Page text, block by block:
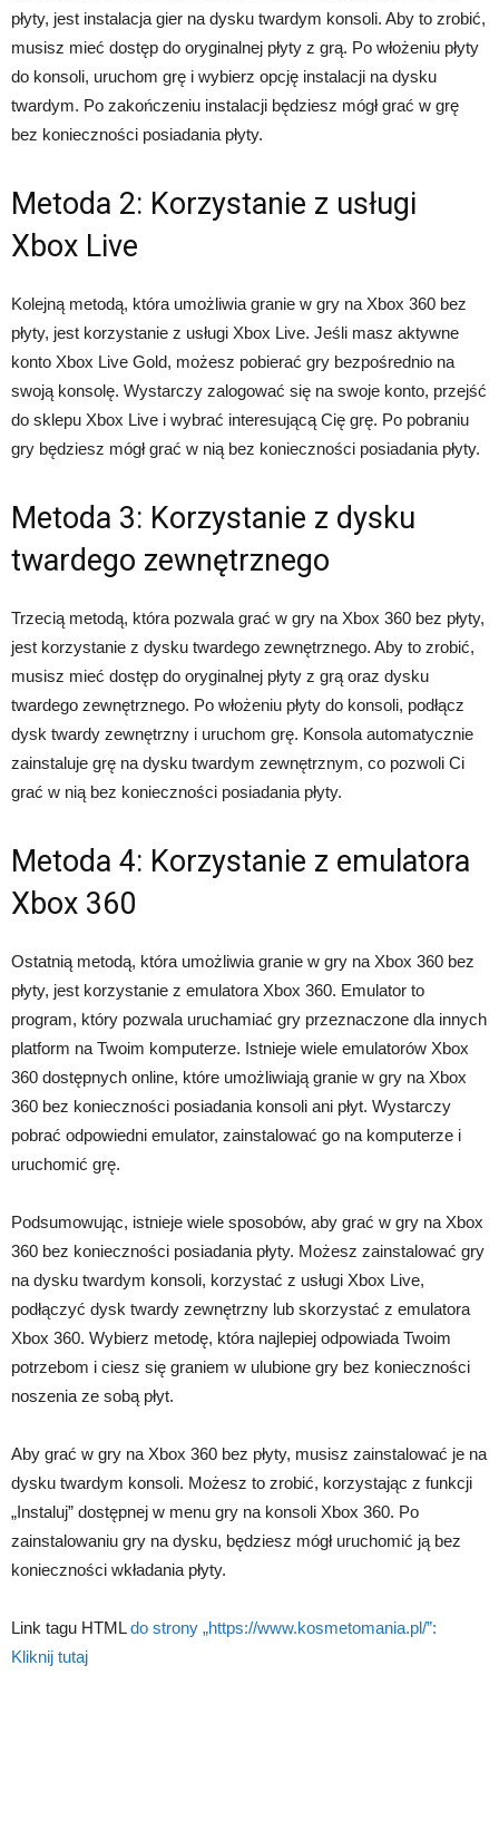
płyty, jest instalacja gier na dysku twardym konsoli. Aby to zrobić,
musisz mieć dostęp do oryginalnej płyty z grą. Po włożeniu płyty
do konsoli, uruchom grę i wybierz opcję instalacji na dysku
twardym. Po zakończeniu instalacji będziesz mógł grać w grę
bez konieczności posiadania płyty.
Metoda 2: Korzystanie z usługi
Xbox Live
Kolejną metodą, która umożliwia granie w gry na Xbox 360 bez
płyty, jest korzystanie z usługi Xbox Live. Jeśli masz aktywne
konto Xbox Live Gold, możesz pobierać gry bezpośrednio na
swoją konsolę. Wystarczy zalogować się na swoje konto, przejść
do sklepu Xbox Live i wybrać interesującą Cię grę. Po pobraniu
gry będziesz mógł grać w nią bez konieczności posiadania płyty.
Metoda 3: Korzystanie z dysku
twardego zewnętrznego
Trzecią metodą, która pozwala grać w gry na Xbox 360 bez płyty,
jest korzystanie z dysku twardego zewnętrznego. Aby to zrobić,
musisz mieć dostęp do oryginalnej płyty z grą oraz dysku
twardego zewnętrznego. Po włożeniu płyty do konsoli, podłącz
dysk twardy zewnętrzny i uruchom grę. Konsola automatycznie
zainstaluje grę na dysku twardym zewnętrznym, co pozwoli Ci
grać w nią bez konieczności posiadania płyty.
Metoda 4: Korzystanie z emulatora
Xbox 360
Ostatnią metodą, która umożliwia granie w gry na Xbox 360 bez
płyty, jest korzystanie z emulatora Xbox 360. Emulator to
program, który pozwala uruchamiać gry przeznaczone dla innych
platform na Twoim komputerze. Istnieje wiele emulatorów Xbox
360 dostępnych online, które umożliwiają granie w gry na Xbox
360 bez konieczności posiadania konsoli ani płyt. Wystarczy
pobrać odpowiedni emulator, zainstalować go na komputerze i
uruchomić grę.
Podsumowując, istnieje wiele sposobów, aby grać w gry na Xbox
360 bez konieczności posiadania płyty. Możesz zainstalować gry
na dysku twardym konsoli, korzystać z usługi Xbox Live,
podłączyć dysk twardy zewnętrzny lub skorzystać z emulatora
Xbox 360. Wybierz metodę, która najlepiej odpowiada Twoim
potrzebom i ciesz się graniem w ulubione gry bez konieczności
noszenia ze sobą płyt.
Aby grać w gry na Xbox 360 bez płyty, musisz zainstalować je na
dysku twardym konsoli. Możesz to zrobić, korzystając z funkcji
„Instaluj” dostępnej w menu gry na konsoli Xbox 360. Po
zainstalowaniu gry na dysku, będziesz mógł uruchomić ją bez
konieczności wkładania płyty.
Link tagu HTMLdo strony „https://www.kosmetomania.pl/”:
Kliknij tutaj